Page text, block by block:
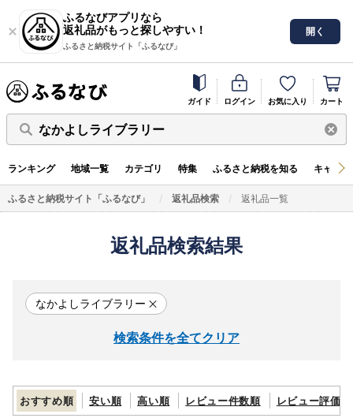
ふるなびアプリなら
返礼品がもっと探しやすい！
ふるさと納税サイト「ふるなび」
開く
ガイド ログイン お気に入り カート
なかよしライブラリー
ランキング 地域一覧 カテゴリ 特集 ふるさと納税を知る キャン
ふるさと納税サイト「ふるなび」 返礼品検索 返礼品一覧
返礼品検索結果
なかよしライブラリー
検索条件を全てクリア
おすすめ順 安い順 高い順 レビュー件数順 レビュー評価順